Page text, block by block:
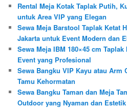
Rental Meja Kotak Taplak Putih,
untuk Area VIP yang Elegan
Sewa Meja Barstool Taplak Ketat
Jakarta untuk Event Modern dan
Sewa Meja IBM 180×45 cm
Event yang Profesional
Sewa Bangku VIP Kayu atau Arm
Tamu Kehormatan
Sewa Bangku Taman dan Meja
Outdoor yang Nyaman dan Estetik